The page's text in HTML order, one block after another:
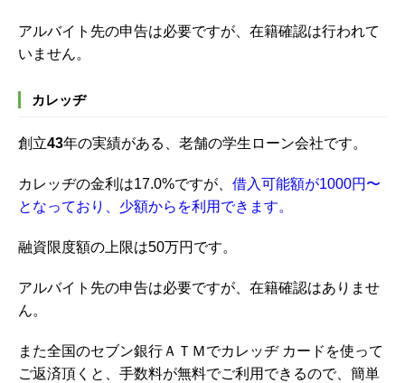
アルバイト先の申告は必要ですが、在籍確認は行われて
いません。
カレッヂ
創立43年の実績がある、老舗の学生ローン会社です。
カレッヂの金利は17.0%ですが、 借入可能額が1000円〜
となっており、少額からを利用できます。
融資限度額の上限は50万円です。
アルバイト先の申告は必要ですが、在籍確認はありませ
ん。
また全国のセブン銀行ＡＴＭでカレッヂ カードを使って
ご返済頂くと、手数料が無料でご利用できるので、簡単